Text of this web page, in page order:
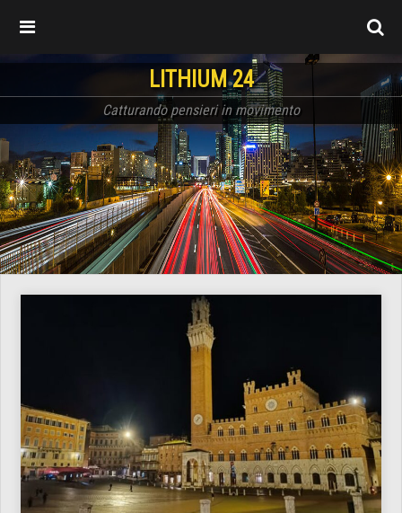
LITHIUM 24
Catturando pensieri in movimento